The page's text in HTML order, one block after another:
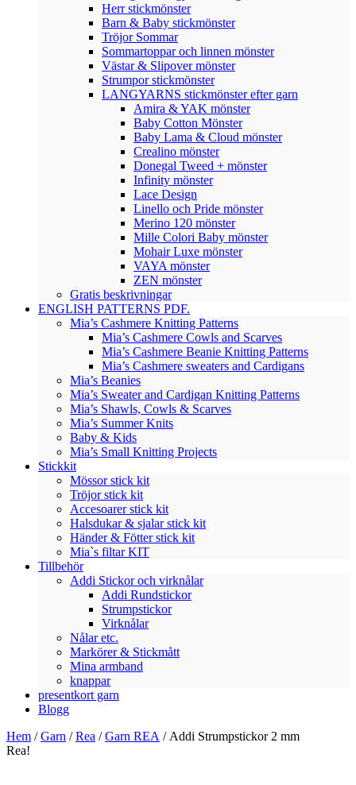
Herr stickmönster
Barn & Baby stickmönster
Tröjor Sommar
Sommartoppar och linnen mönster
Västar & Slipover mönster
Strumpor stickmönster
LANGYARNS stickmönster efter garn
Amira & YAK mönster
Baby Cotton Mönster
Baby Lama & Cloud mönster
Crealino mönster
Donegal Tweed + mönster
Infinity mönster
Lace Design
Linello och Pride mönster
Merino 120 mönster
Mille Colori Baby mönster
Mohair Luxe mönster
VAYA mönster
ZEN mönster
Gratis beskrivningar
ENGLISH PATTERNS PDF.
Mia’s Cashmere Knitting Patterns
Mia’s Cashmere Cowls and Scarves
Mia’s Cashmere Beanie Knitting Patterns
Mia’s Cashmere sweaters and Cardigans
Mia’s Beanies
Mia’s Sweater and Cardigan Knitting Patterns
Mia’s Shawls, Cowls & Scarves
Mia’s Summer Knits
Baby & Kids
Mia’s Small Knitting Projects
Stickkit
Mössor stick kit
Tröjor stick kit
Accesoarer stick kit
Halsdukar & sjalar stick kit
Händer & Fötter stick kit
Mia`s filtar KIT
Tillbehör
Addi Stickor och virknålar
Addi Rundstickor
Strumpstickor
Virknålar
Nålar etc.
Markörer & Stickmått
Mina armband
knappar
presentkort garn
Blogg
Hem /Garn /Rea /Garn REA / Addi Strumpstickor 2 mm
Rea!